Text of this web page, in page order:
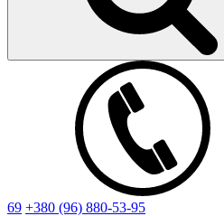
69 +380 (96) 880-53-95